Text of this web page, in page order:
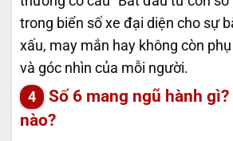
trong biển số xe đại diện cho sự
xấu, may mắn hay không còn
và góc nhìn của mỗi người.
Số 6 mang ngũ hành
nào?